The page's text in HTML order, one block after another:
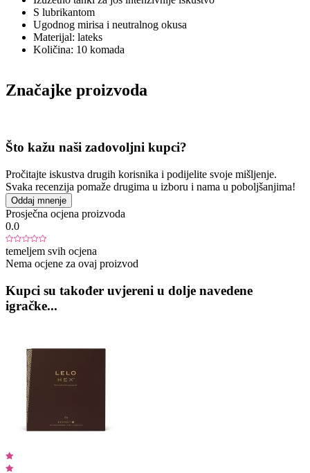
S lubrikantom
Ugodnog mirisa i neutralnog okusa
Materijal: lateks
Količina: 10 komada
Značajke proizvoda
Što kažu naši zadovoljni kupci?
Pročitajte iskustva drugih korisnika i podijelite svoje mišljenje.
Svaka recenzija pomaže drugima u izboru i nama u poboljšanjima!
Oddaj mnenje
Prosječna ocjena proizvoda
0.0
temeljem svih ocjena
Nema ocjene za ovaj proizvod
Kupci su također uvjereni u dolje navedene
igračke...